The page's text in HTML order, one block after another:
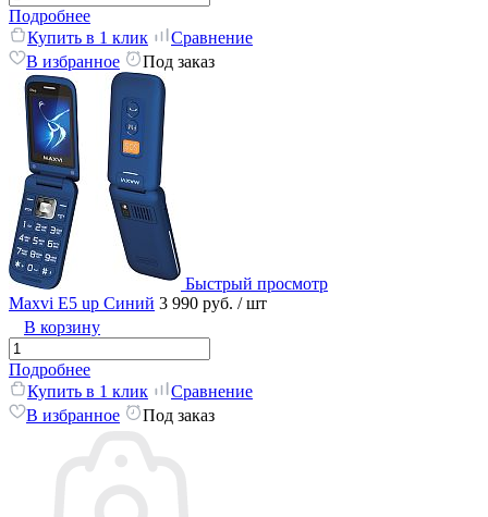
Подробнее
Купить в 1 клик
Сравнение
В избранное
Под заказ
Быстрый просмотр
Maxvi E5 up Синий 3 990 руб. / шт
В корзину
Подробнее
Купить в 1 клик
Сравнение
В избранное
Под заказ